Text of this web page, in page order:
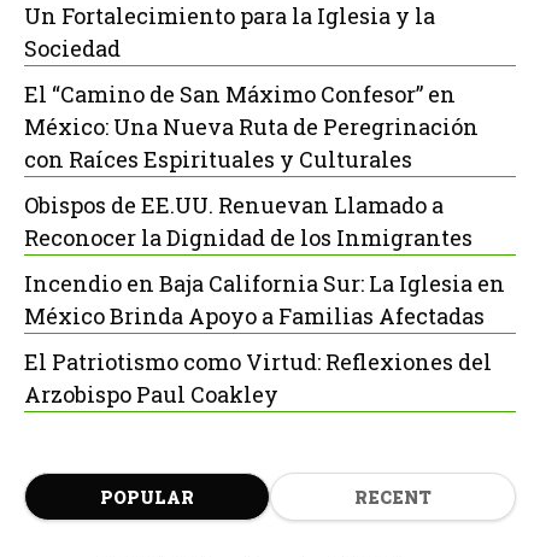
Un Fortalecimiento para la Iglesia y la
Sociedad
El “Camino de San Máximo Confesor” en
México: Una Nueva Ruta de Peregrinación
con Raíces Espirituales y Culturales
Obispos de EE.UU. Renuevan Llamado a
Reconocer la Dignidad de los Inmigrantes
Incendio en Baja California Sur: La Iglesia en
México Brinda Apoyo a Familias Afectadas
El Patriotismo como Virtud: Reflexiones del
Arzobispo Paul Coakley
POPULAR RECENT